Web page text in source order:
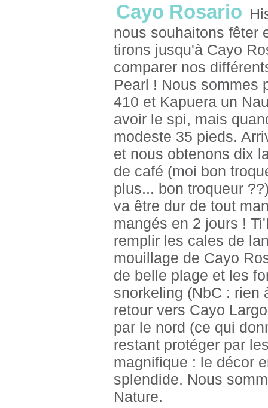
Cayo Rosario
nous souhaitons fêter
tirons jusqu'à Cayo
comparer nos
Pearl ! Nous sommes
410 et Kapuera un
avoir le spi, mais
modeste 35 pieds.
et nous obtenons dix
de café (moi bon
plus... bon troqueur
va être dur de tout
mangés en 2 jours !
remplir les cales de
mouillage de Cayo
de belle plage et les
snorkeling (NbC : rien
retour vers Cayo
par le nord (ce qui
restant protéger par
magnifique : le décor
splendide. Nous
Nature.